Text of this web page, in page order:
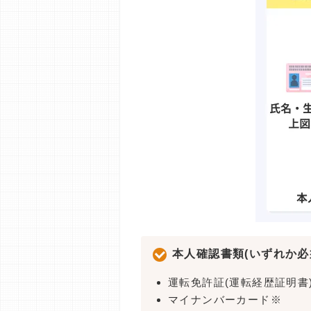
本人確認書類(いずれか
運転免許証(運転経歴証明
マイナンバーカード※